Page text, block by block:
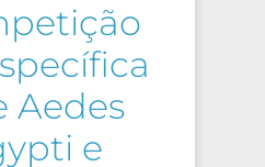
Aedes
e